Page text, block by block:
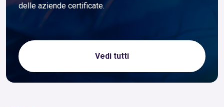
delle aziende certificate.
Vedi tutti